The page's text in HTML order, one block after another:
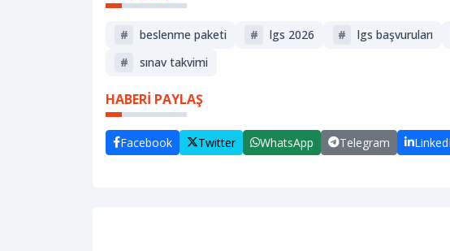
# beslenme paketi # lgs 2026 # lgs başvuruları
#
sınav takvimi
HABERİ PAYLAŞ
Facebook Twitter WhatsApp Telegram